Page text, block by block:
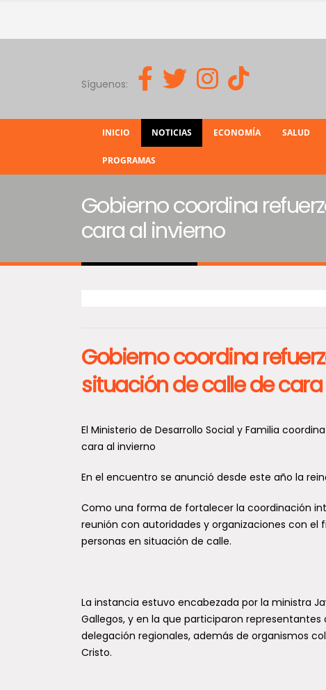
Síguenos:
INICIO NOTICIAS ECONOMÍA SALUD
PROGRAMAS
Gobierno coordina
cara al invierno
Gobierno coordina
situación de calle de
El Ministerio de Desarrollo Social y Familia
cara al invierno
En el encuentro se anunció desde este año la
Como una forma de fortalecer la coordinación
reunión con autoridades y organizaciones con
personas en situación de calle.
La instancia estuvo encabezada por la ministra
Gallegos, y en la que participaron
delegación regionales, además de organismos
Cristo.